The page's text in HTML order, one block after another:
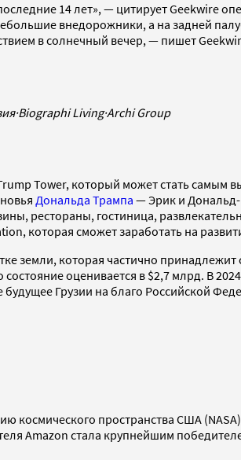
14 лет», — цитирует Geekwire
внедорожники, а на задней
в солнечный вечер, — пишет
·Biographi Living·Archi Group
Tower, который может стать самым
Дональда Трампа — Эрик и
рестораны, гостиница,
которая сможет заработать на
земли, которая частично
оценивается в $2,7 млрд. В
Грузии на благо Российской
космического пространства США
Amazon стала крупнейшим